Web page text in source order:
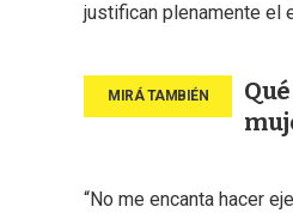
justifican plenamente el
“No me encanta hacer